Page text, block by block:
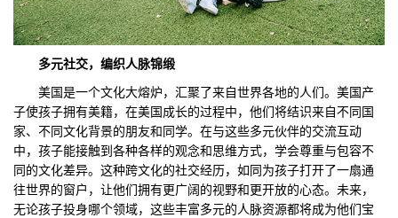
多元社交，编织人脉锦缎
美国是一个文化大熔炉，汇聚了来自世界各地的人们。美国产
子使孩子拥有美籍，在美国成长的过程中，他们将结识来自不同国
家、不同文化背景的朋友和同学。在与这些多元伙伴的交流互动
中，孩子能接触到各种各样的观念和思维方式，学会尊重与包容不
同的文化差异。这种跨文化的社交经历，如同为孩子打开了一扇通
往世界的窗户，让他们拥有更广阔的视野和更开放的心态。未来，
无论孩子投身哪个领域，这些丰富多元的人脉资源都将成为他们宝